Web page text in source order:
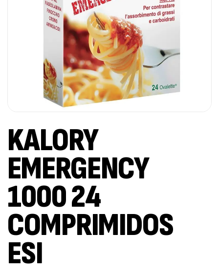
KALORY
EMERGENCY
1000 24
COMPRIMIDOS
ESI